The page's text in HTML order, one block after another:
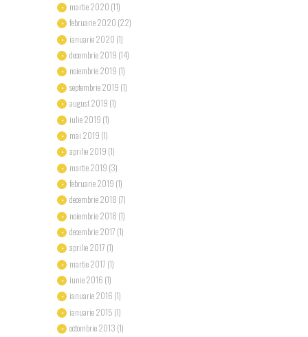
martie2020 (11)
februarie2020 (22)
ianuarie2020 (1)
decembrie2019 (14)
noiembrie2019 (1)
septembrie2019 (1)
august2019 (1)
iulie2019 (1)
mai 2019 (1)
aprilie2019 (1)
martie2019 (3)
februarie2019 (1)
decembrie2018 (7)
noiembrie2018 (1)
decembrie2017 (1)
aprilie2017 (1)
martie2017 (1)
iunie2016 (1)
ianuarie2016 (1)
ianuarie2015 (1)
octombrie2013 (1)